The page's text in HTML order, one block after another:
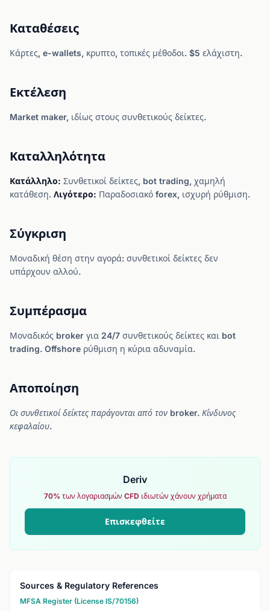
Καταθέσεις
Κάρτες, e-wallets, κρυπτο, τοπικές μέθοδοι. $5 ελάχιστη.
Εκτέλεση
Market maker, ιδίως στους συνθετικούς δείκτες.
Καταλληλότητα
Κατάλληλο: Συνθετικοί δείκτες, bot trading, χαμηλή
κατάθεση. Λιγότερο: Παραδοσιακό forex, ισχυρή ρύθμιση.
Σύγκριση
Μοναδική θέση στην αγορά: συνθετικοί δείκτες δεν
υπάρχουν αλλού.
Συμπέρασμα
Μοναδικός broker για 24/7 συνθετικούς δείκτες και bot
trading. Offshore ρύθμιση η κύρια αδυναμία.
Αποποίηση
Οι συνθετικοί δείκτες παράγονται από τον broker. Κίνδυνος
κεφαλαίου.
Deriv
70% των λογαριασμών CFD ιδιωτών χάνουν χρήματα
Επισκεφθείτε
Sources & Regulatory References
MFSA Register (License IS/70156)